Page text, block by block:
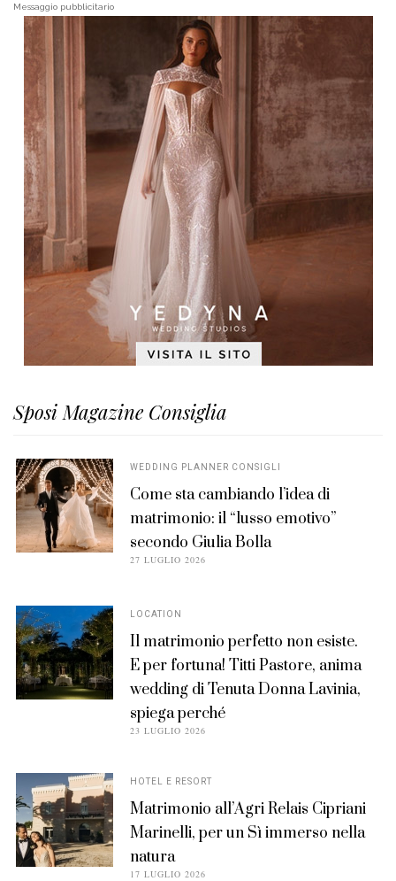
Messaggio pubblicitario
Sposi Magazine Consiglia
WEDDING PLANNER CONSIGLI
Come sta cambiando l’idea di
matrimonio: il “lusso emotivo”
secondo Giulia Bolla
POSTED
27 LUGLIO 2026
LOCATION
Il matrimonio perfetto non esiste.
E per fortuna! Titti Pastore, anima
wedding di Tenuta Donna Lavinia,
spiega perché
POSTED
23 LUGLIO 2026
HOTEL E RESORT
Matrimonio all’Agri Relais Cipriani
Marinelli, per un Sì immerso nella
natura
POSTED
17 LUGLIO 2026